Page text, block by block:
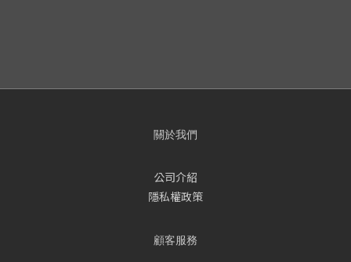
關於我們
公司介紹
隱私權政策
顧客服務